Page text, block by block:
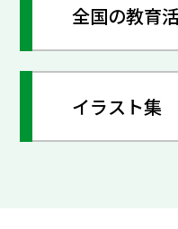
全国の教育
イラスト集